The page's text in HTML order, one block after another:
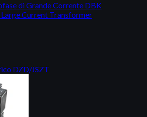
di Grande Corrente DBK
DZD/JSZT